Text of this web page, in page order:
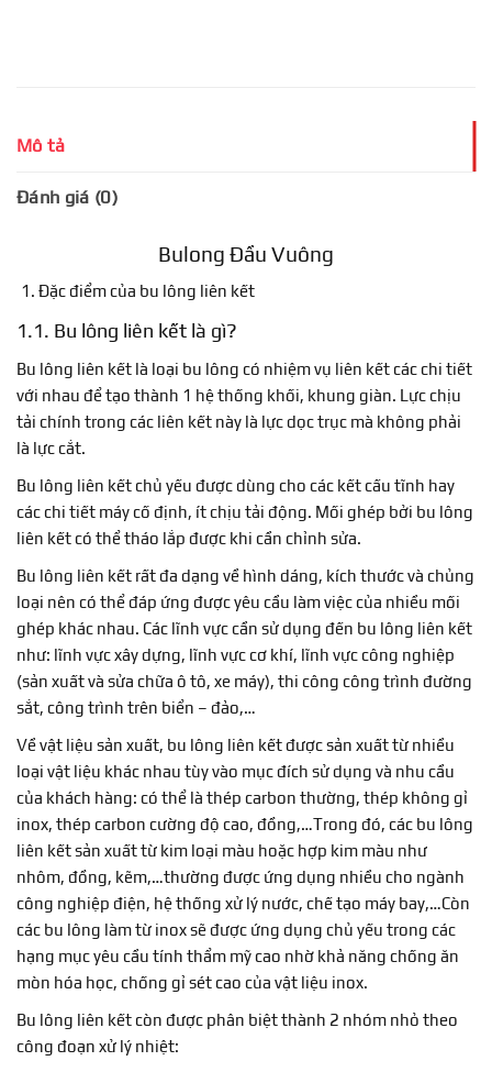
Mô tả
Đánh giá (0)
Bulong Đầu Vuông
Đặc điểm của bu lông liên kết
1.1. Bu lông liên kết là gì?
Bu lông liên kết là loại bu lông có nhiệm vụ liên kết các chi tiết
với nhau để tạo thành 1 hệ thống khối, khung giàn. Lực chịu
tải chính trong các liên kết này là lực dọc trục mà không phải
là lực cắt.
Bu lông liên kết chủ yếu được dùng cho các kết cấu tĩnh hay
các chi tiết máy cố định, ít chịu tải động. Mối ghép bởi bu lông
liên kết có thể tháo lắp được khi cần chỉnh sửa.
Bu lông liên kết rất đa dạng về hình dáng, kích thước và chủng
loại nên có thể đáp ứng được yêu cầu làm việc của nhiều mối
ghép khác nhau. Các lĩnh vực cần sử dụng đến bu lông liên kết
như: lĩnh vực xây dựng, lĩnh vực cơ khí, lĩnh vực công nghiệp
(sản xuất và sửa chữa ô tô, xe máy), thi công công trình đường
sắt, công trình trên biển – đảo,…
Về vật liệu sản xuất, bu lông liên kết được sản xuất từ nhiều
loại vật liệu khác nhau tùy vào mục đích sử dụng và nhu cầu
của khách hàng: có thể là thép carbon thường, thép không gỉ
inox, thép carbon cường độ cao, đồng,…Trong đó, các bu lông
liên kết sản xuất từ kim loại màu hoặc hợp kim màu như
nhôm, đồng, kẽm,…thường được ứng dụng nhiều cho ngành
công nghiệp điện, hệ thống xử lý nước, chế tạo máy bay,…Còn
các bu lông làm từ inox sẽ được ứng dụng chủ yếu trong các
hạng mục yêu cầu tính thẩm mỹ cao nhờ khả năng chống ăn
mòn hóa học, chống gỉ sét cao của vật liệu inox.
Bu lông liên kết còn được phân biệt thành 2 nhóm nhỏ theo
công đoạn xử lý nhiệt: